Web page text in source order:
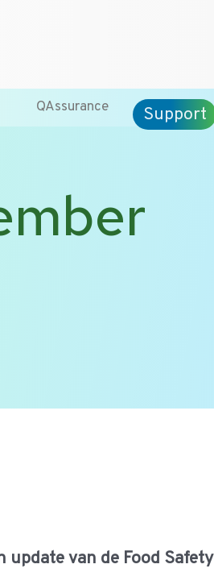
QAssurance Support
update van de Food Safety